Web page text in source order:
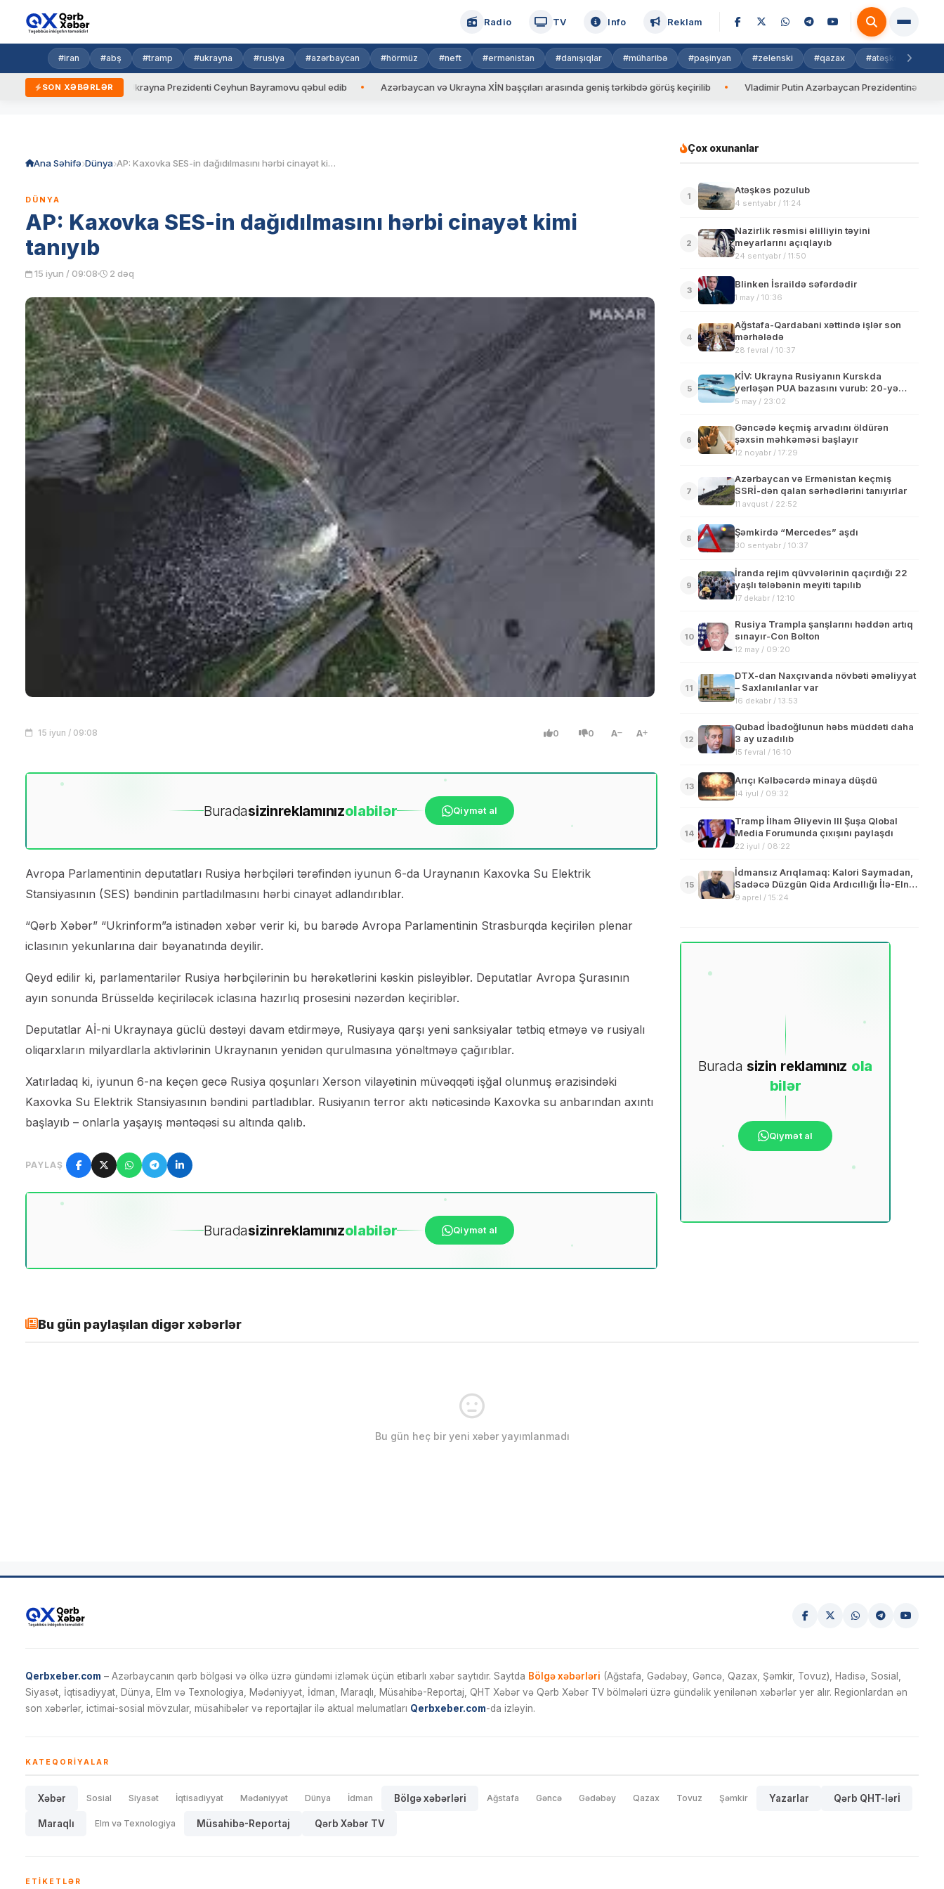
Radio TV Info Reklam
#iran #abş #tramp #ukrayna #rusiya #azərbaycan #hörmüz #neft #ermənistan #danışıqlar #müharibə #paşinyan #zelenski #qazax #atəşkəs
SON XƏBƏRLƏR
yeni qaydalar Ukrayna Prezidenti Ceyhun Bayramovu qəbul edib Azərbaycan və Ukrayna XİN başçıları arasında geniş tərkibdə görüş keçirilib Vladimir Putin Azərbaycan Prezidentinə zəng edib
Ana Səhifə Dünya AP: Kaxovka SES-in dağıdılmasını hərbi cinayət kimi tanıyıb
DÜNYA
AP: Kaxovka SES-in dağıdılmasını hərbi cinayət kimi
tanıyıb
15 iyun / 09:08 2 dəq
15 iyun / 09:08 0 0 A A
Buradasizinreklamınızolabilər Qiymət al
Avropa Parlamentinin deputatları Rusiya hərbçiləri tərəfindən iyunun 6-da Uraynanın Kaxovka Su Elektrik
Stansiyasının (SES) bəndinin partladılmasını hərbi cinayət adlandırıblar.
“Qərb Xəbər” “Ukrinform”a istinadən xəbər verir ki, bu barədə Avropa Parlamentinin Strasburqda keçirilən plenar
iclasının yekunlarına dair bəyanatında deyilir.
Qeyd edilir ki, parlamentarilər Rusiya hərbçilərinin bu hərəkətlərini kəskin pisləyiblər. Deputatlar Avropa Şurasının
ayın sonunda Brüsseldə keçiriləcək iclasına hazırlıq prosesini nəzərdən keçiriblər.
Deputatlar Aİ-ni Ukraynaya güclü dəstəyi davam etdirməyə, Rusiyaya qarşı yeni sanksiyalar tətbiq etməyə və rusiyalı
oliqarxların milyardlarla aktivlərinin Ukraynanın yenidən qurulmasına yönəltməyə çağırıblar.
Xatırladaq ki, iyunun 6-na keçən gecə Rusiya qoşunları Xerson vilayətinin müvəqqəti işğal olunmuş ərazisindəki
Kaxovka Su Elektrik Stansiyasının bəndini partladıblar. Rusiyanın terror aktı nəticəsində Kaxovka su anbarından axıntı
başlayıb – onlarla yaşayış məntəqəsi su altında qalıb.
PAYLAŞ
Buradasizinreklamınızolabilər Qiymət al
Çox oxunanlar
1
Atəşkəs pozulub
4 sentyabr / 11:24
2
Nazirlik rəsmisi əlilliyin təyini
meyarlarını açıqlayıb
24 sentyabr / 11:50
3
Blinken İsraildə səfərdədir
1 may / 10:36
4
Ağstafa-Qardabani xəttində işlər son
mərhələdə
28 fevral / 10:37
5
KİV: Ukrayna Rusiyanın Kurskda
yerləşən PUA bazasını vurub: 20-yə
yaxın hərbçi ölüb
5 may / 23:02
6
Gəncədə keçmiş arvadını öldürən
şəxsin məhkəməsi başlayır
12 noyabr / 17:29
7
Azərbaycan və Ermənistan keçmiş
SSRİ-dən qalan sərhədlərini tanıyırlar
11 avqust / 22:52
8
Şəmkirdə “Mercedes” aşdı
30 sentyabr / 10:37
9
İranda rejim qüvvələrinin qaçırdığı 22
yaşlı tələbənin meyiti tapılıb
17 dekabr / 12:10
10
Rusiya Trampla şanşlarını həddən artıq
sınayır-Con Bolton
12 may / 09:20
11
DTX-dan Naxçıvanda növbəti əməliyyat
– Saxlanılanlar var
16 dekabr / 13:53
12
Qubad İbadoğlunun həbs müddəti daha
3 ay uzadılıb
15 fevral / 16:10
13
Arıçı Kəlbəcərdə minaya düşdü
14 iyul / 09:32
14
Tramp İlham Əliyevin III Şuşa Qlobal
Media Forumunda çıxışını paylaşdı
22 iyul / 08:22
15
İdmansız Arıqlamaq: Kalori Saymadan,
Sadəcə Düzgün Qida Ardıcıllığı İlə-Elnur
Nemətovun yazısı
9 aprel / 15:24
Burada sizin reklamınız ola
bilər
Qiymət al
Bu gün paylaşılan digər xəbərlər
Bu gün heç bir yeni xəbər yayımlanmadı
Qerbxeber.com – Azərbaycanın qərb bölgəsi və ölkə üzrə gündəmi izləmək üçün etibarlı xəbər saytıdır. Saytda Bölgə xəbərləri (Ağstafa, Gədəbəy, Gəncə, Qazax, Şəmkir, Tovuz), Hadisə, Sosial,
Siyasət, İqtisadiyyat, Dünya, Elm və Texnologiya, Mədəniyyət, İdman, Maraqlı, Müsahibə-Reportaj, QHT Xəbər və Qərb Xəbər TV bölmələri üzrə gündəlik yenilənən xəbərlər yer alır. Regionlardan ən
son xəbərlər, ictimai-sosial mövzular, müsahibələr və reportajlar ilə aktual məlumatları Qerbxeber.com-da izləyin.
KATEQORIYALAR
Xəbər Sosial Siyasət İqtisadiyyat Mədəniyyət Dünya İdman Bölgə xəbərləri Ağstafa Gəncə Gədəbəy Qazax Tovuz Şəmkir Yazarlar Qərb QHT-lərİ
Maraqlı Elm və Texnologiya Müsahibə-Reportaj Qərb Xəbər TV
ETIKETLƏR